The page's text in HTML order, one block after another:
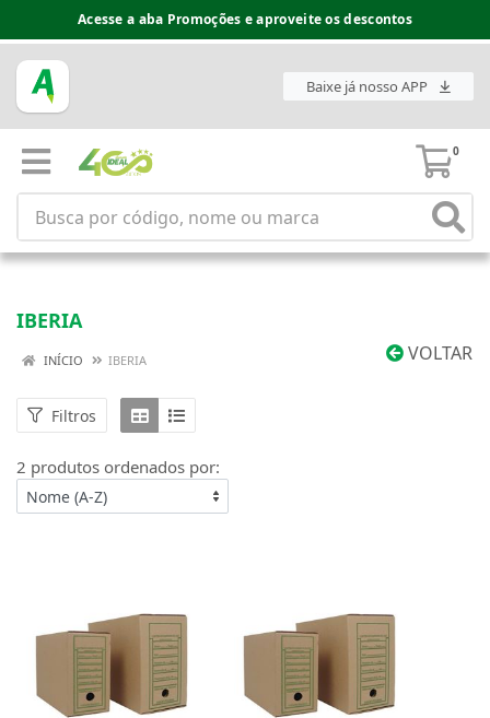
Acesse a aba Promoções e aproveite os descontos
Baixe já nosso APP
0
IBERIA
VOLTAR
INÍCIO IBERIA
Filtros
2 produtos ordenados por: